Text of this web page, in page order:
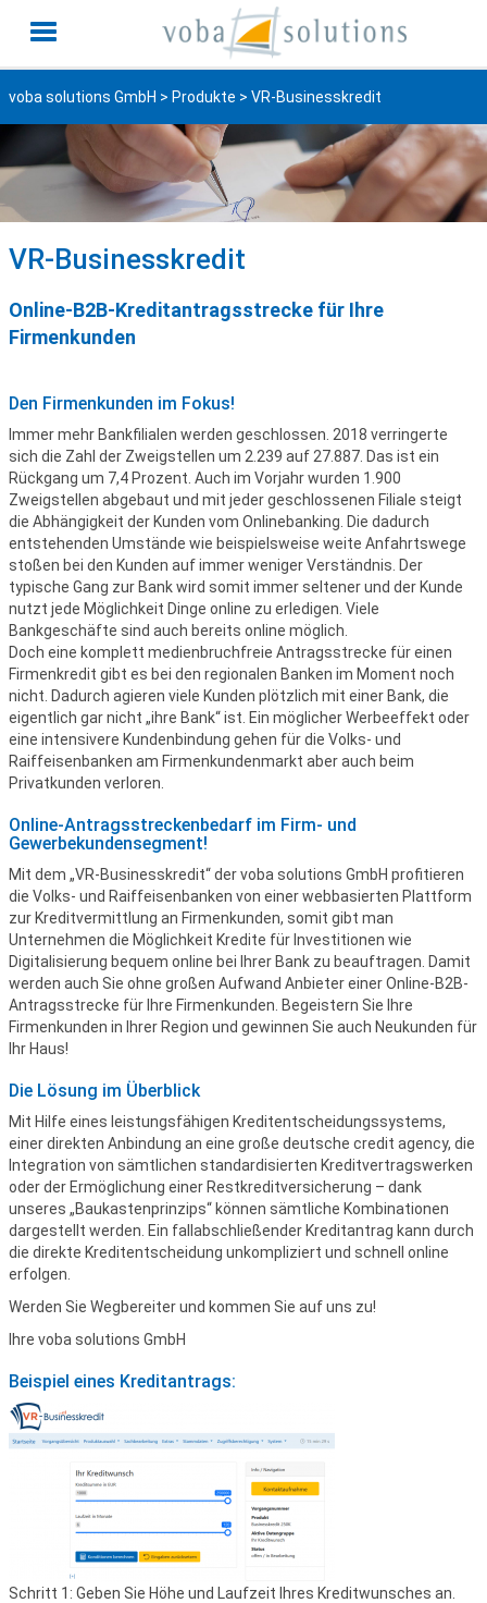
voba solutions GmbH > Produkte > VR-Businesskredit
VR-Businesskredit
Online-B2B-Kreditantragsstrecke für Ihre
Firmenkunden
Den Firmenkunden im Fokus!
Immer mehr Bankfilialen werden geschlossen. 2018 verringerte
sich die Zahl der Zweigstellen um 2.239 auf 27.887. Das ist ein
Rückgang um 7,4 Prozent. Auch im Vorjahr wurden 1.900
Zweigstellen abgebaut und mit jeder geschlossenen Filiale steigt
die Abhängigkeit der Kunden vom Onlinebanking. Die dadurch
entstehenden Umstände wie beispielsweise weite Anfahrtswege
stoßen bei den Kunden auf immer weniger Verständnis. Der
typische Gang zur Bank wird somit immer seltener und der Kunde
nutzt jede Möglichkeit Dinge online zu erledigen. Viele
Bankgeschäfte sind auch bereits online möglich.
Doch eine komplett medienbruchfreie Antragsstrecke für einen
Firmenkredit gibt es bei den regionalen Banken im Moment noch
nicht. Dadurch agieren viele Kunden plötzlich mit einer Bank, die
eigentlich gar nicht „ihre Bank“ ist. Ein möglicher Werbeeffekt oder
eine intensivere Kundenbindung gehen für die Volks- und
Raiffeisenbanken am Firmenkundenmarkt aber auch beim
Privatkunden verloren.
Online-Antragsstreckenbedarf im Firm- und
Gewerbekundensegment!
Mit dem „VR-Businesskredit“ der voba solutions GmbH profitieren
die Volks- und Raiffeisenbanken von einer webbasierten Plattform
zur Kreditvermittlung an Firmenkunden, somit gibt man
Unternehmen die Möglichkeit Kredite für Investitionen wie
Digitalisierung bequem online bei Ihrer Bank zu beauftragen. Damit
werden auch Sie ohne großen Aufwand Anbieter einer Online-B2B-
Antragsstrecke für Ihre Firmenkunden. Begeistern Sie Ihre
Firmenkunden in Ihrer Region und gewinnen Sie auch Neukunden für
Ihr Haus!
Die Lösung im Überblick
Mit Hilfe eines leistungsfähigen Kreditentscheidungssystems,
einer direkten Anbindung an eine große deutsche credit agency, die
Integration von sämtlichen standardisierten Kreditvertragswerken
oder der Ermöglichung einer Restkreditversicherung – dank
unseres „Baukastenprinzips“ können sämtliche Kombinationen
dargestellt werden. Ein fallabschließender Kreditantrag kann durch
die direkte Kreditentscheidung unkompliziert und schnell online
erfolgen.
Werden Sie Wegbereiter und kommen Sie auf uns zu!
Ihre voba solutions GmbH
Beispiel eines Kreditantrags:
Schritt 1: Geben Sie Höhe und Laufzeit Ihres Kreditwunsches an.